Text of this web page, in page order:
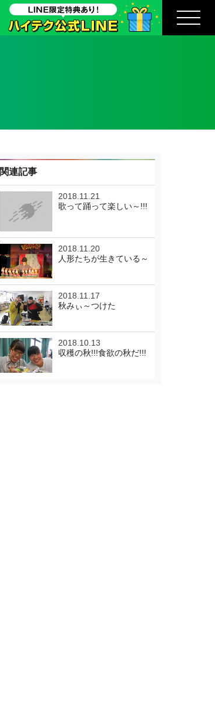
関連記事
2018.11.21
歌って踊って楽しい～!!!
2018.11.20
人形たちが生きている～
2018.11.17
秋みぃ～つけた
2018.10.13
収穫の秋!!!食欲の秋だ!!!